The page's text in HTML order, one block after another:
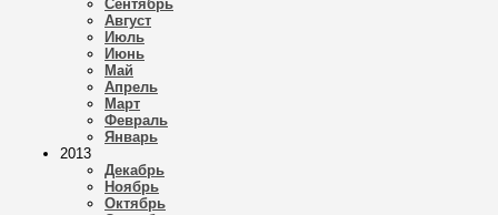
Сентябрь
Август
Июль
Июнь
Май
Апрель
Март
Февраль
Январь
2013
Декабрь
Ноябрь
Октябрь